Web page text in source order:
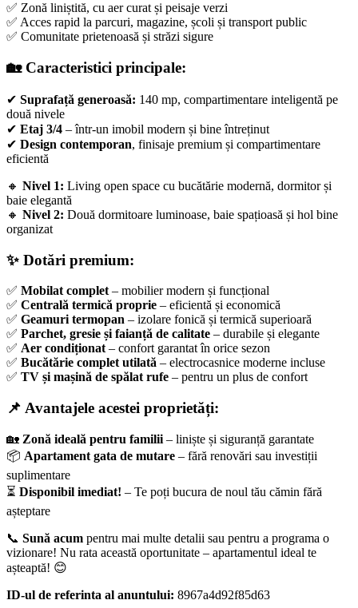
✅ Zonă liniștită, cu aer curat și peisaje verzi
✅ Acces rapid la parcuri, magazine, școli și transport public
✅ Comunitate prietenoasă și străzi sigure
🏡 Caracteristici principale:
✔ Suprafață generoasă: 140 mp, compartimentare inteligentă pe
două nivele
✔ Etaj 3/4 – într-un imobil modern și bine întreținut
✔ Design contemporan, finisaje premium și compartimentare
eficientă
🔸 Nivel 1: Living open space cu bucătărie modernă, dormitor și
baie elegantă
🔸 Nivel 2: Două dormitoare luminoase, baie spațioasă și hol bine
organizat
✨ Dotări premium:
✅ Mobilat complet – mobilier modern și funcțional
✅ Centrală termică proprie – eficientă și economică
✅ Geamuri termopan – izolare fonică și termică superioară
✅ Parchet, gresie și faianță de calitate – durabile și elegante
✅ Aer condiționat – confort garantat în orice sezon
✅ Bucătărie complet utilată – electrocasnice moderne incluse
✅ TV și mașină de spălat rufe – pentru un plus de confort
📌 Avantajele acestei proprietăți:
🏡 Zonă ideală pentru familii – liniște și siguranță garantate
📦 Apartament gata de mutare – fără renovări sau investiții
suplimentare
⏳ Disponibil imediat! – Te poți bucura de noul tău cămin fără
așteptare
📞 Sună acum pentru mai multe detalii sau pentru a programa o
vizionare! Nu rata această oportunitate – apartamentul ideal te
așteaptă! 😊
ID-ul de referinta al anuntului: 8967a4d92f85d63